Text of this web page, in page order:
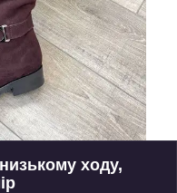
ходу,